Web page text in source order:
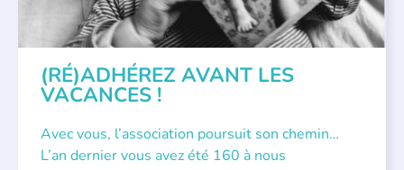
(RÉ)ADHÉREZ AVANT LES
VACANCES !
Avec vous, l’association poursuit son chemin…
L’an dernier vous avez été 160 à nous